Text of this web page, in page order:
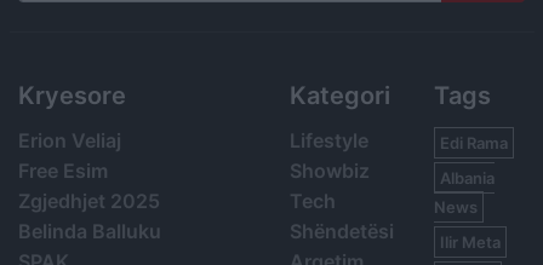
Search
Kryesore
Erion Veliaj
Free Esim
Zgjedhjet 2025
Belinda Balluku
Kategori
Lifestyle
Showbiz
Tech
Shëndetësi
Tags
Edi Rama
Albania
News
Ilir Meta